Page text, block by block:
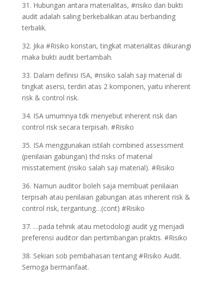
31. Hubungan antara materialitas, #risiko dan bukti
audit adalah saling berkebalikan atau berbanding
terbalik.
32. Jika #Risiko konstan, tingkat materialitas dikurangi
maka bukti audit bertambah.
33. Dalam definisi ISA, #risiko salah saji material di
tingkat asersi, terdiri atas 2 komponen, yaitu inherent
risk & control risk.
34. ISA umumnya tdk menyebut inherent risk dan
control risk secara terpisah. #Risiko
35. ISA menggunakan istilah combined assessment
(penilaian gabungan) thd risks of material
misstatement (risiko salah saji material). #Risiko
36. Namun auditor boleh saja membuat penilaian
terpisah atau penilaian gabungan atas inherent risk &
control risk, tergantung…(cont) #Risiko
37. …pada tehnik atau metodologi audit yg menjadi
preferensi auditor dan pertimbangan praktis. #Risiko
38. Sekian sob pembahasan tentang #Risiko Audit.
Semoga bermanfaat.